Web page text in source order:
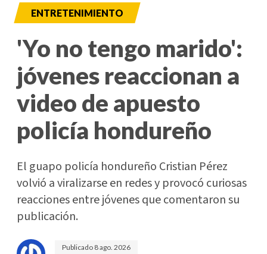
ENTRETENIMIENTO
'Yo no tengo marido':
jóvenes reaccionan a
video de apuesto
policía hondureño
El guapo policía hondureño Cristian Pérez
volvió a viralizarse en redes y provocó curiosas
reacciones entre jóvenes que comentaron su
publicación.
Publicado 8 ago. 2026